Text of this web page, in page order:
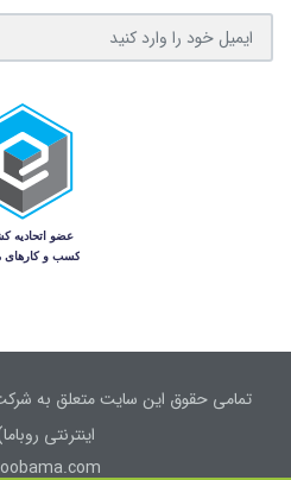
تمامی حقوق این سایت متعلق به
اینترنتی